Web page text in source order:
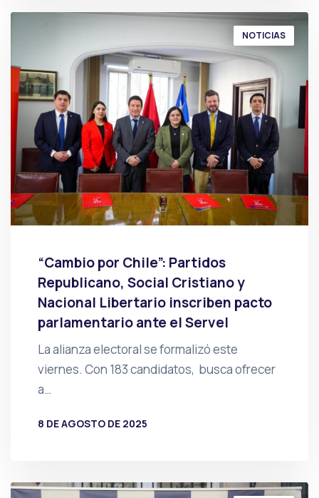
NOTICIAS
“Cambio por Chile”: Partidos
Republicano, Social Cristiano y
Nacional Libertario inscriben pacto
parlamentario ante el Servel
La alianza electoral se formalizó este
viernes. Con 183 candidatos, busca ofrecer
a…
8 DE AGOSTO DE 2025